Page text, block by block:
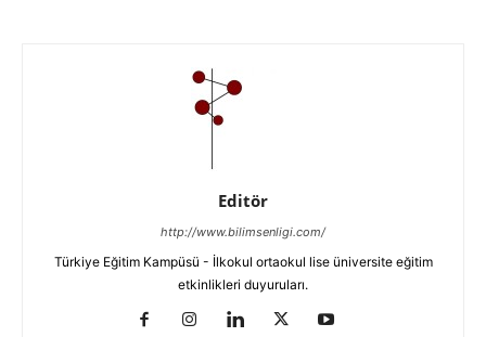
Editör
http://www.bilimsenligi.com/
Türkiye Eğitim Kampüsü - İlkokul ortaokul lise üniversite eğitim
etkinlikleri duyuruları.